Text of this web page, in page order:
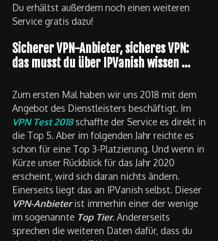
Du erhältst außerdem noch einen weiteren
Service gratis dazu!
Sicherer VPN-Anbieter, sicheres VPN:
das musst du über IPVanish wissen …
Zum ersten Mal haben wir uns 2018 mit dem
Angebot des Dienstleisters beschäftigt. Im
VPN Test 2018schaffte der Service es direkt in
die Top 5. Aber im folgenden Jahr reichte es
schon für eine Top 3-Platzierung. Und wenn in
Kürze unser Rückblick für das Jahr 2020
erscheint, wird sich daran nichts ändern.
Einerseits liegt das an IPVanish selbst. Dieser
VPN-Anbieterist immerhin einer der wenige
im sogenannte Top Tier. Andererseits
sprechen die weiteren Daten dafür, dass du